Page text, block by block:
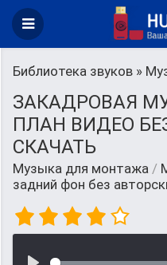
Библиотека звуков »
ЗАКАДРОВАЯ
ПЛАН ВИДЕО
СКАЧАТЬ
Музыка для монтажа /
задний фон без